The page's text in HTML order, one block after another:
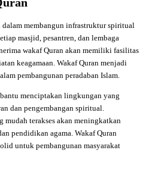
membangun infrastruktur spiritual
masjid, pesantren, dan lembaga
wakaf Quran akan memiliki fasilitas
keagamaan. Wakaf Quran menjadi
pembangunan peradaban Islam.
menciptakan lingkungan yang
dan pengembangan spiritual.
mudah terakses akan meningkatkan
pendidikan agama. Wakaf Quran
untuk pembangunan masyarakat